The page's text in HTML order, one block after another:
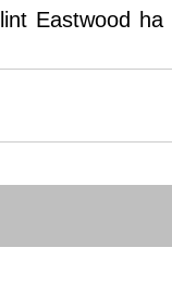
Eastwood